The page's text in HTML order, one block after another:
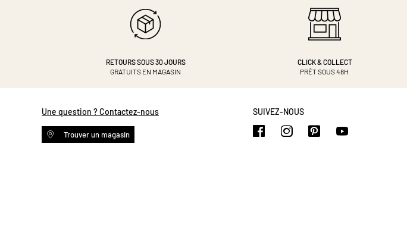
RETOURS SOUS 30 JOURS
GRATUITS EN MAGASIN
CLICK & COLLECT
PRÊT SOUS 48H
Une question ? Contactez-nous
Trouver un magasin
SUIVEZ-NOUS
https://https://https://https://